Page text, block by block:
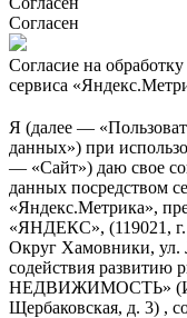
Согласен
Согласие на
сервиса
Я (далее —
данных») при
— «Сайт») даю свое
данных посредством
«Яндекс.Метрика»,
«ЯНДЕКС», (119021,
Округ Хамовники, ул.
содействия
НЕДВИЖИМОСТЬ»
Щербаковская, д. 3) ,